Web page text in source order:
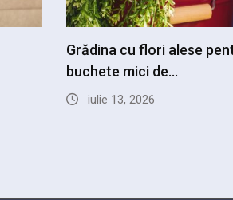
Grădina cu flori alese
buchete mici de…
iulie 13, 2026